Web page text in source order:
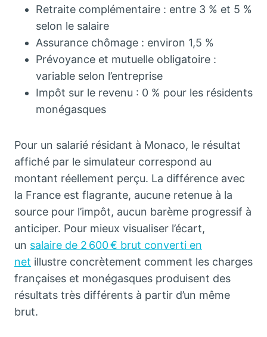
Retraite complémentaire : entre 3 % et 5 %
selon le salaire
Assurance chômage : environ 1,5 %
Prévoyance et mutuelle obligatoire :
variable selon l’entreprise
Impôt sur le revenu : 0 % pour les résidents
monégasques
Pour un salarié résidant à Monaco, le résultat
affiché par le simulateur correspond au
montant réellement perçu. La différence avec
la France est flagrante, aucune retenue à la
source pour l’impôt, aucun barème progressif à
anticiper. Pour mieux visualiser l’écart,
un salaire de 2 600 € brut converti en
net illustre concrètement comment les charges
françaises et monégasques produisent des
résultats très différents à partir d’un même
brut.